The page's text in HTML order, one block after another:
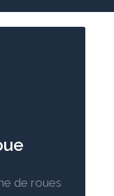
de roues